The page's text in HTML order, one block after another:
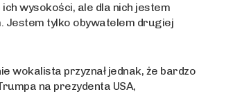
wysokości, ale dla nich jestem
Jestem tylko obywatelem drugiej
wokalista przyznał jednak, że bardzo
na prezydenta USA,